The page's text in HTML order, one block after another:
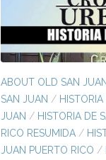
ABOUT OLD SAN
SAN JUAN /
JUAN / HISTORIA DE
RICO RESUMIDA /
JUAN PUERTO RICO /